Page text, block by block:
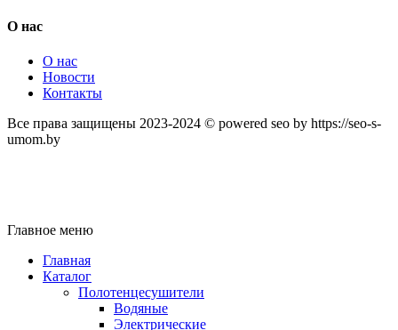
О нас
О нас
Новости
Контакты
Все права защищены 2023-2024 © powered seo by https://seo-s-
umom.by
Главное меню
Главная
Каталог
Полотенцесушители
Водяные
Электрические